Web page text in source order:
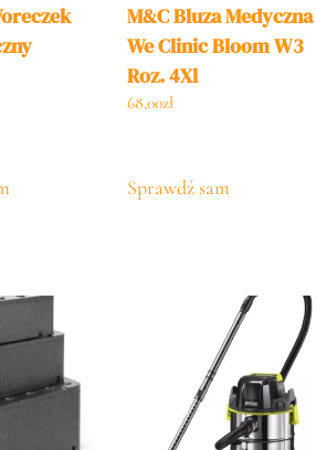
M&C Bluza Medyczna
We Clinic Bloom W3
Roz. 4Xl
68,00zł
Sprawdź sam